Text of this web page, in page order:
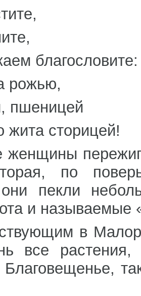
благословите:
рожью,
пшеницей
жита сторицей!
по
пекли
и называемые
в
все
Благовещенье,